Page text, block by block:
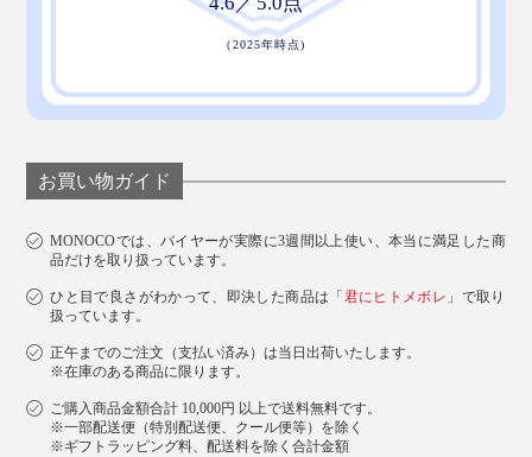
汚れたらそのまま洗濯もOK！長く使っていただくため
てからお使いください。
ベルギーの『INATURA（イナチュラ）』社によって、
寧に製造されている「チェリーストーンピロー」は、ギ
フトにもぴったり。
お買い物ガイド
MONOCOでは、バイヤーが実際に3週間以上使い、本当に満足した商
品だけを取り扱っています。
ひと目で良さがわかって、即決した商品は「 君にヒトメボレ 」で取り
扱っています。
正午までのご注文（支払い済み）は当日出荷いたします。
※在庫のある商品に限ります。
ご購入商品金額合計 10,000円 以上で送料無料です。
※一部配送便（特別配送便、クール便等）を除く
※ギフトラッピング料、配送料を除く合計金額